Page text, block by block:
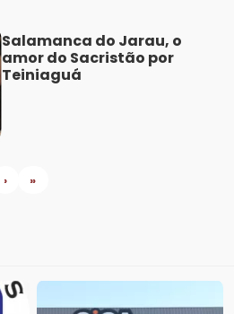
Salamanca do Jarau, o
amor do Sacristão por
Teiniaguá
› »